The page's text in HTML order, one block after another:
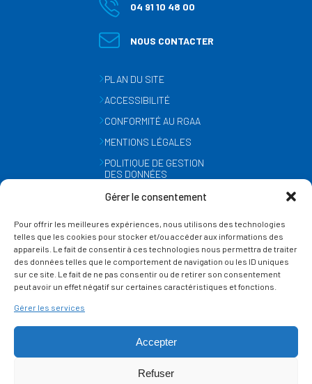
Gérer le consentement
Pour offrir les meilleures expériences, nous utilisons des technologies
telles que les cookies pour stocker et/ou accéder aux informations des
appareils. Le fait de consentir à ces technologies nous permettra de traiter
des données telles que le comportement de navigation ou les ID uniques
sur ce site. Le fait de ne pas consentir ou de retirer son consentement
peut avoir un effet négatif sur certaines caractéristiques et fonctions.
Gérer les services
Accepter
Refuser
04 91 10 48 00
NOUS CONTACTER
PLAN DU SITE
ACCESSIBILITÉ
CONFORMITÉ AU RGAA
MENTIONS LÉGALES
POLITIQUE DE GESTION
DES DONNÉES
GESTION DES COOKIES
SUIVEZ-NOUS
SUR LES RÉSEAUX